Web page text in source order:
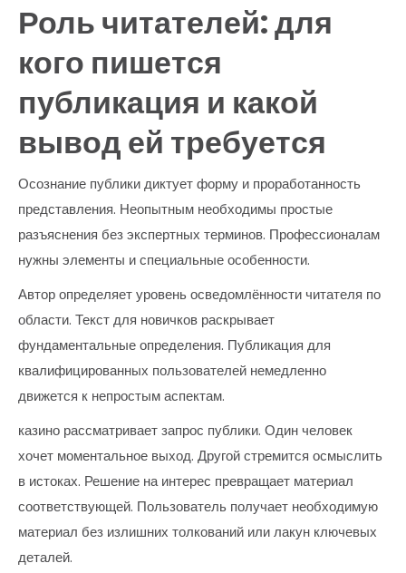
Роль читателей: для
кого пишется
публикация и какой
вывод ей требуется
Осознание публики диктует форму и проработанность
представления. Неопытным необходимы простые
разъяснения без экспертных терминов. Профессионалам
нужны элементы и специальные особенности.
Автор определяет уровень осведомлённости читателя по
области. Текст для новичков раскрывает
фундаментальные определения. Публикация для
квалифицированных пользователей немедленно
движется к непростым аспектам.
казино рассматривает запрос публики. Один человек
хочет моментальное выход. Другой стремится осмыслить
в истоках. Решение на интерес превращает материал
соответствующей. Пользователь получает необходимую
материал без излишних толкований или лакун ключевых
деталей.